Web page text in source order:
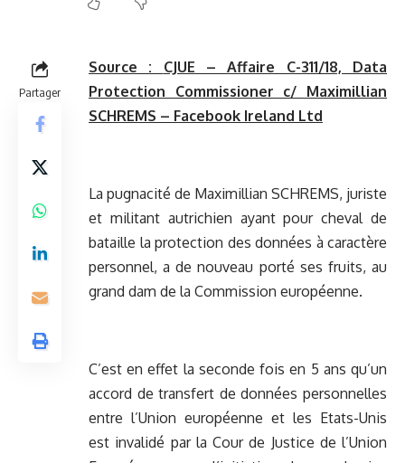
Partager
Source : CJUE – Affaire C-311/18, Data
Protection Commissioner c/ Maximillian
SCHREMS – Facebook Ireland Ltd
La pugnacité de Maximillian SCHREMS, juriste
et militant autrichien ayant pour cheval de
bataille la protection des données à caractère
personnel, a de nouveau porté ses fruits, au
grand dam de la Commission européenne.
C’est en effet la seconde fois en 5 ans qu’un
accord de transfert de données personnelles
entre l’Union européenne et les Etats-Unis
est invalidé par la Cour de Justice de l’Union